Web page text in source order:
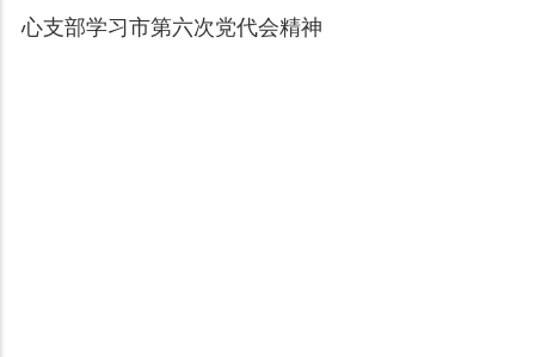
心支部学习市第六次党代会精神